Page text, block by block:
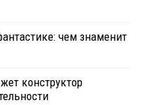
чем знаменит
конструктор